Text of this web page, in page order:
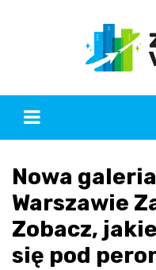
Nowa
Warszawie
Zobacz,
się pod